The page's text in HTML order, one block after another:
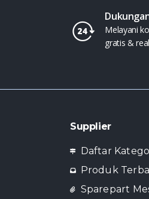
Melayani
gratis &
Supplier
Daftar
Produk
Sparepart